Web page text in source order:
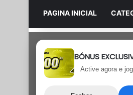
PAGINA INICIAL
BÓNUS
Active agora e
R&B
Silver